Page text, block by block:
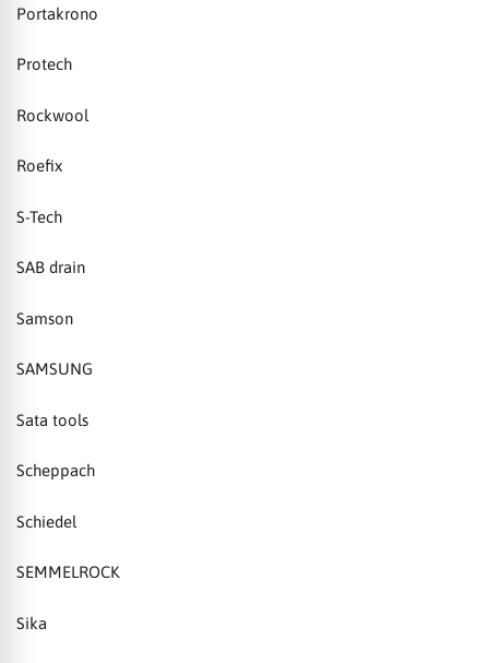
Portakrono
Protech
Rockwool
Roefix
S-Tech
SAB drain
Samson
SAMSUNG
Sata tools
Scheppach
Schiedel
SEMMELROCK
Sika